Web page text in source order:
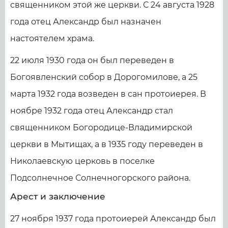
священником этой же церкви. С 24 августа 1928
года отец Александр был назначен
настоятелем храма.
22 июля 1930 года он был переведен в
Богоявленский собор в Дорогомилове, а 25
марта 1932 года возведен в сан протоиерея. В
ноябре 1932 года отец Александр стал
священником Богородице-Владимирской
церкви в Мытищах, а в 1935 году переведен в
Николаевскую церковь в поселке
Подсолнечное Солнечногорского района.
Арест и заключение
27 ноября 1937 года протоиерей Александр был